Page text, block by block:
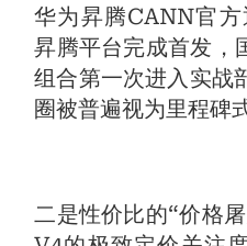
华为昇腾CANN官
昇腾平台完成首发，
组合第一次进入实战
圈被普遍视为里程碑
二是性价比的“价格